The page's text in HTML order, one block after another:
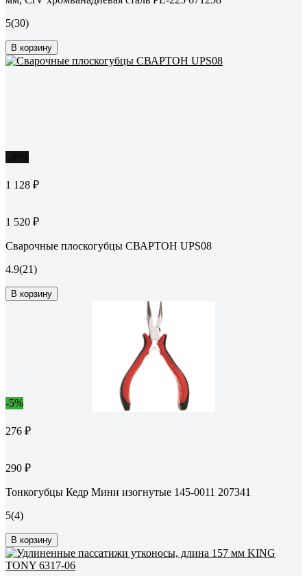
5(30)
В корзину
1 128 ₽
1 520 ₽
Сварочные плоскогубцы СВАРТОН UPS08
4.9(21)
В корзину
-5%
276 ₽
290 ₽
Тонкогубцы Кедр Мини изогнутые 145-0011 207341
5(4)
В корзину